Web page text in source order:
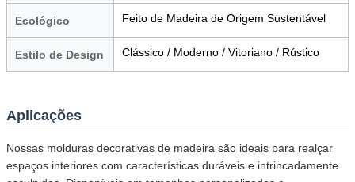
Ecológico Feito de Madeira de Origem Sustentável
Estilo de Design Clássico / Moderno / Vitoriano / Rústico
Aplicações
Nossas molduras decorativas de madeira são ideais para realçar
espaços interiores com características duráveis e intrincadamente